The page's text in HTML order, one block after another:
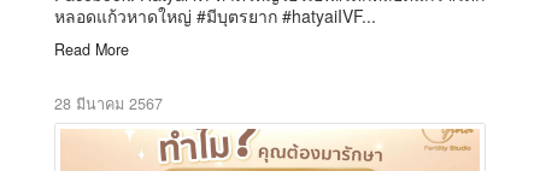
หลอดแก้วหาดใหญ่ #มีบุตรยาก #hatyaiIVF...
Read More
28 มีนาคม 2567